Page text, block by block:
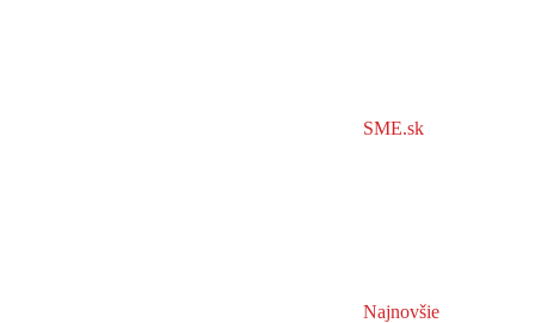
SME.sk
Najnovšie